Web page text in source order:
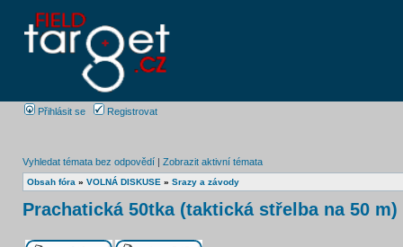
Přihlásit se Registrovat
Vyhledat témata bez odpovědí | Zobrazit aktivní témata
Obsah fóra » VOLNÁ DISKUSE » Srazy a závody
Prachatická 50tka (taktická střelba na 50 m)